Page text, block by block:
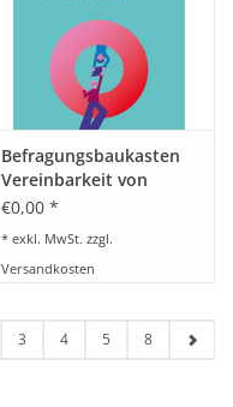
Befragungsbaukasten
Vereinbarkeit von
Familie und Beruf.
und Personalräte
€0,00 *
* exkl. MwSt. zzgl.
Versandkosten
3 4 5 8